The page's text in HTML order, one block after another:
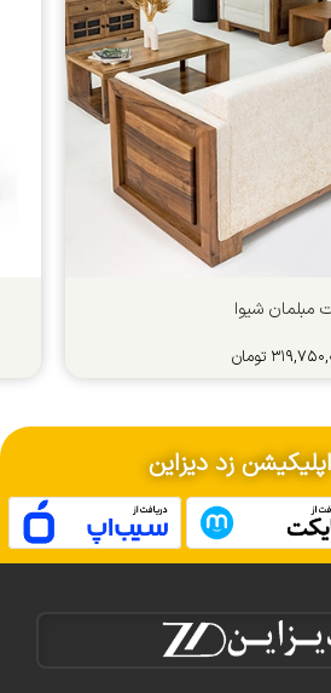
مبلمان شیوا
تومان
زد دیزاین